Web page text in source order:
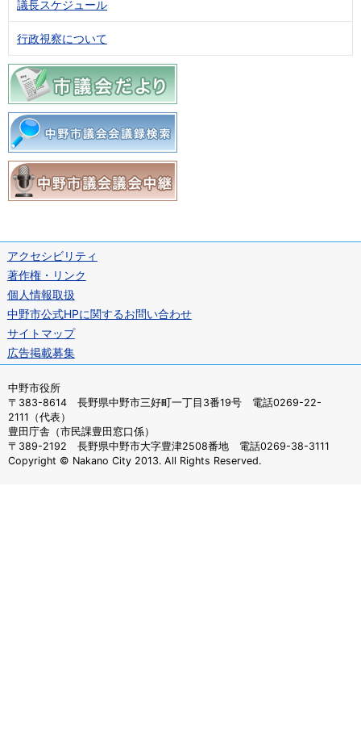
議長スケジュール
行政視察について
アクセシビリティ
著作権・リンク
個人情報取扱
中野市公式HPに関するお問い合わせ
サイトマップ
広告掲載募集
中野市役所
〒383-8614 長野県中野市三好町一丁目3番19号 電話0269-22-
2111（代表）
豊田庁舎（市民課豊田窓口係）
〒389-2192 長野県中野市大字豊津2508番地 電話0269-38-3111
Copyright © Nakano City 2013. All Rights Reserved.